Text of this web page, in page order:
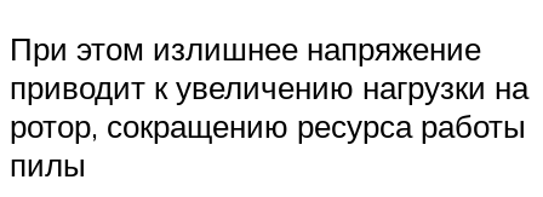
При этом излишнее напряжение
приводит к увеличению нагрузки на
ротор, сокращению ресурса работы
пилы